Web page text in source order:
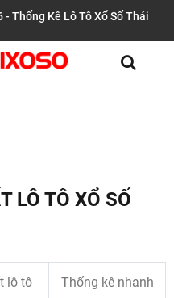
Thống Kê Lô Tô Xổ Số Thái
LÔ TÔ XỔ SỐ
lô tô Thống kê nhanh